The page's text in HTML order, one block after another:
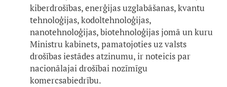
kiberdrošības, enerģijas uzglabāšanas, kvantu
tehnoloģijas, kodoltehnoloģijas,
nanotehnoloģijas, biotehnoloģijas jomā un kuru
Ministru kabinets, pamatojoties uz valsts
drošības iestādes atzinumu, ir noteicis par
nacionālajai drošībai nozīmīgu
komercsabiedrību.